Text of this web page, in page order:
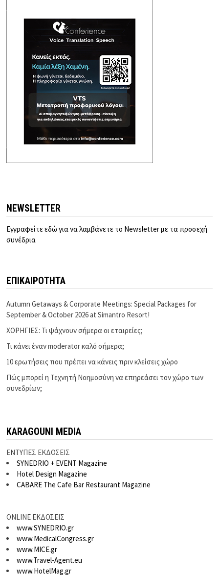
NEWSLETTER
Εγγραφείτε εδώ για να λαμβάνετε το Newsletter με τα προσεχή
συνέδρια
ΕΠΙΚΑΙΡΟΤΗΤΑ
Autumn Getaways & Corporate Meetings: Special Packages for
September & October 2026 at Simantro Resort!
ΧΟΡΗΓΙΕΣ: Τι ψάχνουν σήμερα οι εταιρείες;
Τι κάνει έναν moderator καλό σήμερα;
10 ερωτήσεις που πρέπει να κάνεις πριν κλείσεις χώρο
Πώς μπορεί η Τεχνητή Νοημοσύνη να επηρεάσει τον χώρο των
συνεδρίων;
KARAGOUNI MEDIA
ΕΝΤΥΠΕΣ ΕΚΔΟΣΕΙΣ
SYNEDRIO + EVENT Magazine
Hotel Design Magazine
CABARE The Cafe Bar Restaurant Magazine
ONLINE ΕΚΔΟΣΕΙΣ
www.SYNEDRIO.gr
www.MedicalCongress.gr
www.MICE.gr
www.Travel-Agent.eu
www.HotelMag.gr